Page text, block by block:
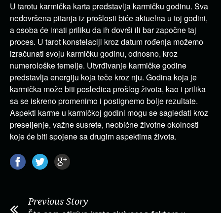
U tarotu karmička karta predstavlja karmičku godinu. Sva
nedovršena pitanja iz prošlosti biće aktuelna u toj godini,
a osoba će imati priliku da ih dovrši ili bar započne taj
proces. U tarot konstelaciji kroz datum rođenja možemo
izračunati svoju karmičku godinu, odnosno, kroz
numerološke temelje. Utvrđivanje karmičke godine
predstavlja energiju koja teče kroz nju. Godina koja je
karmička može biti posledica prošlog života, kao i prilika
sa se iskreno promenimo i postignemo bolje rezultate.
Aspekti karme u karmičkoj godini mogu se sagledati kroz
preseljenje, važne susrete, neobične životne okolnosti
koje će biti spojene sa drugim aspektima života.
Previous Story